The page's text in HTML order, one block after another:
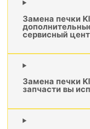
Замена печки
сервисный
Замена печки
запчасти вы